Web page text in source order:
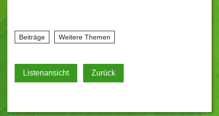
Beiträge Weitere Themen
Listenansicht Zurück